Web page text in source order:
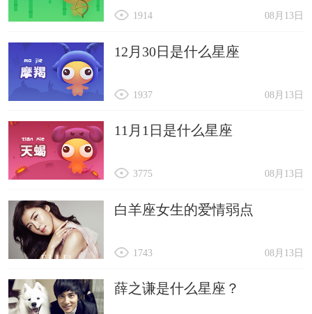
08月13日
1914
12月30日是什么星座
08月13日
1937
11月1日是什么星座
08月13日
3775
白羊座女生的爱情弱点
08月13日
1743
薛之谦是什么星座？